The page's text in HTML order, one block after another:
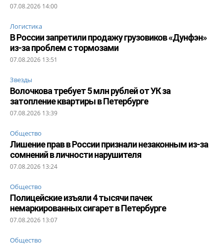
07.08.2026 14:00
Логистика
В России запретили продажу грузовиков «Дунфэн»
из-за проблем с тормозами
07.08.2026 13:51
Звезды
Волочкова требует 5 млн рублей от УК за
затопление квартиры в Петербурге
07.08.2026 13:39
Общество
Лишение прав в России признали незаконным из-за
сомнений в личности нарушителя
07.08.2026 13:24
Общество
Полицейские изъяли 4 тысячи пачек
немаркированных сигарет в Петербурге
07.08.2026 13:07
Общество